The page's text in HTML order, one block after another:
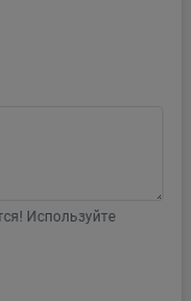
Используйте